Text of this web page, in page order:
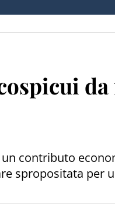
da
contributo
spropositata per